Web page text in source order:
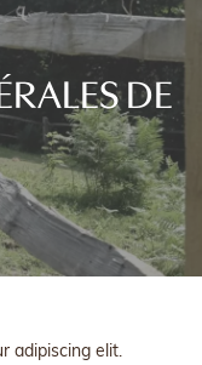
DE
adipiscing elit.